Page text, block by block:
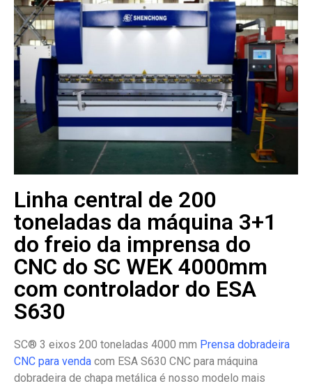
Linha central de 200
toneladas da máquina 3+1
do freio da imprensa do
CNC do SC WEK 4000mm
com controlador do ESA
S630
SC® 3 eixos 200 toneladas 4000 mm Prensa dobradeira
CNC para venda com ESA S630 CNC para máquina
dobradeira de chapa metálica é nosso modelo mais